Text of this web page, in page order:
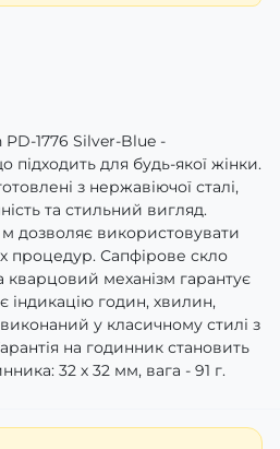
1776 Silver-Blue -
підходить для будь-якої жінки.
з нержавіючої сталі,
та стильний вигляд.
дозволяє використовувати
процедур. Сапфірове скло
кварцовий механізм гарантує
індикацію годин, хвилин,
у класичному стилі з
на годинник становить
32 х 32 мм, вага - 91 г.